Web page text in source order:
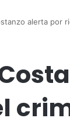
alerta por